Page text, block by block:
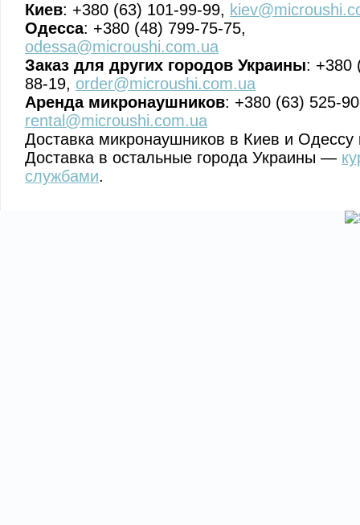
Киев: +380 (63) 101-99-99,
Одесса: +380 (48) 799-75-75,
odessa@microushi.com.ua
Заказ для других городов Украины: +380
88-19, order@microushi.com.ua
Аренда микронаушников: +380 (63) 525-
rental@microushi.com.ua
Доставка микронаушников в Киев и Одессу
Доставка в остальные города Украины —
службами.